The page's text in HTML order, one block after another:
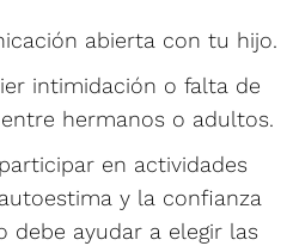
abierta con tu hijo.
intimidación o falta de
hermanos o adultos.
en actividades
y la confianza
debe ayudar a elegir las